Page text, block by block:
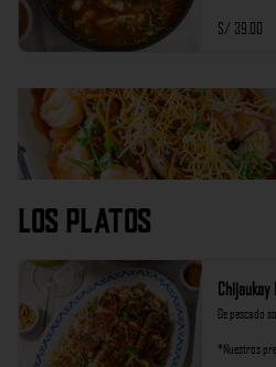
S/ 39.00
Los Platos
Chijaukay
De pescado
*Nuestros